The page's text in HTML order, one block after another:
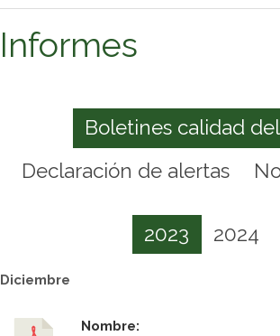
Informes
Boletines calidad
Declaración de alertas
2023 2024
Diciembre
Nombre: